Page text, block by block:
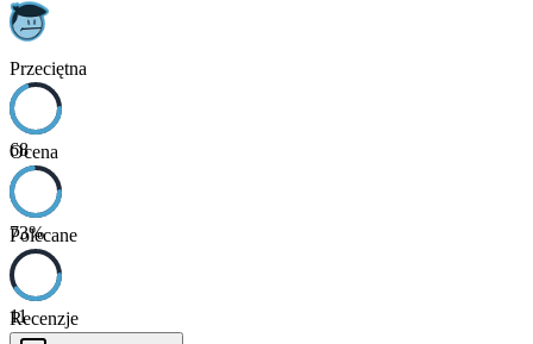
Przeciętna
68
Ocena
73%
Polecane
11
Recenzje